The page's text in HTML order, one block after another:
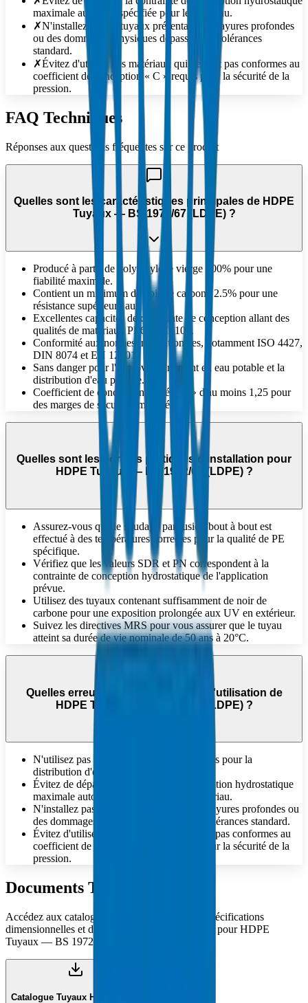
maximale autorisée spécifiée pour le matériau.
✗N'installez pas de tuyaux présentant des rayures profondes
ou des dommages physiques dépassant les tolérances
standard.
✗Évitez d'utiliser des matériaux qui ne sont pas conformes au
coefficient de conception « C » requis pour la sécurité de la
pression.
FAQ Techniques
Réponses aux questions fréquentes sur ce produit
Quelles sont les caractéristiques principales de HDPE
Tuyaux — BS 1972/67 (LDPE) ?
Producé à partir de polyéthylène vierge 100% pour une
fiabilité maximale.
Contient un minimum de noir de carbone 2.5% pour une
résistance supérieure aux UV.
Excellentes capacités de contrainte de conception allant des
qualités de matériaux PE63 à PE100.
Conformité aux normes internationales, notamment ISO 4427,
DIN 8074 et EN 12201.
Sans danger pour l'approvisionnement en eau potable et la
distribution d'eau potable.
Coefficient de conception élevé « C » d'au moins 1,25 pour
des marges de sécurité améliorées.
Quelles sont les bonnes pratiques d'installation pour
HDPE Tuyaux — BS 1972/67 (LDPE) ?
Assurez-vous que le soudage par fusion bout à bout est
effectué à des températures correctes pour la qualité de PE
spécifique.
Vérifiez que les valeurs SDR et PN correspondent à la
contrainte de conception hydrostatique de l'application
prévue.
Utilisez des tuyaux contenant suffisamment de noir de
carbone pour une exposition prolongée aux UV en extérieur.
Suivez les directives MRS pour vous assurer que le tuyau
atteint sa durée de vie nominale de 50 ans à 20°C.
Quelles erreurs faut-il éviter lors de l'utilisation de
HDPE Tuyaux — BS 1972/67 (LDPE) ?
N'utilisez pas de canalisations non potables pour la
distribution d'eau potable.
Évitez de dépasser la contrainte de conception hydrostatique
maximale autorisée spécifiée pour le matériau.
N'installez pas de tuyaux présentant des rayures profondes ou
des dommages physiques dépassant les tolérances standard.
Évitez d'utiliser des matériaux qui ne sont pas conformes au
coefficient de conception « C » requis pour la sécurité de la
pression.
Documents Techniques
Accédez aux catalogues techniques complets, spécifications
dimensionnelles et documentation de conformité pour HDPE
Tuyaux — BS 1972/67 (LDPE).
Catalogue Tuyaux HDPE (PDF)